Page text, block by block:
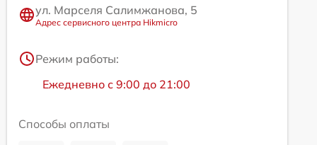
ул. Марселя Салимжанова, 5
Адрес сервисного центра Hikmicro
Режим работы:
Ежедневно с 9:00 до 21:00
Способы оплаты